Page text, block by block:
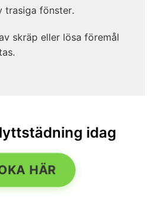
trasiga fönster.
skräp eller lösa föremål
idag
HÄR